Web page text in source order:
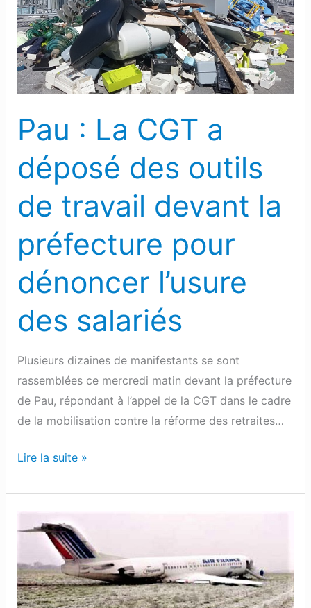
Pau : La CGT a
déposé des outils
de travail devant la
préfecture pour
dénoncer l’usure
des salariés
Plusieurs dizaines de manifestants se sont
rassemblées ce mercredi matin devant la préfecture
de Pau, répondant à l’appel de la CGT dans le cadre
de la mobilisation contre la réforme des retraites…
CGT
a
déposé
des
outils
travail
la
préfecture
pour
dénoncer
l’usure
des
salariés
Lire la suite »
Lescar
:
L’épave
du